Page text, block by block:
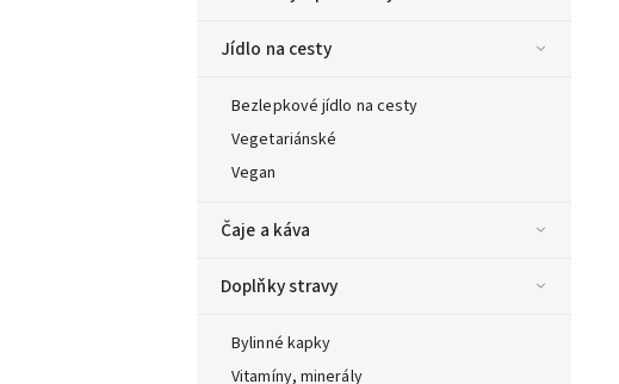
Jídlo na cesty
Bezlepkové jídlo na cesty
Vegetariánské
Vegan
Čaje a káva
Doplňky stravy
Bylinné kapky
Vitamíny, minerály